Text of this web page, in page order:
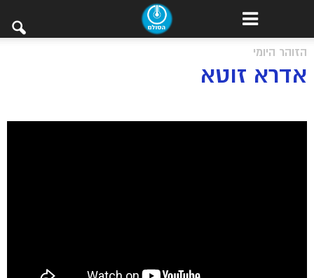
הזוהר היומי
אדרא זוטא